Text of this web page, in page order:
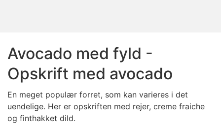
Avocado med fyld -
Opskrift med avocado
En meget populær forret, som kan varieres i det
uendelige. Her er opskriften med rejer, creme fraiche
og finthakket dild.